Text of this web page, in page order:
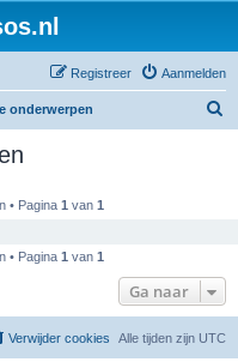
Aanmelden
Registreer
onderwerpen
• Pagina 1 van 1
• Pagina 1 van 1
Ga naar
Alle tijden zijn UTC
Verwijder cookies